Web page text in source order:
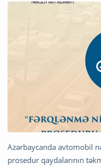
Azərbaycanda avtomobil
prosedur qaydalarının